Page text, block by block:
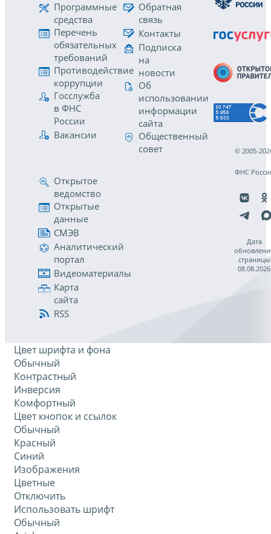
Программные
средства
Перечень
обязательных
требований
Противодействие
коррупции
Госслужба
в ФНС
России
Вакансии
Обратная
связь
Контакты
Подписка
на
новости
Об
использовании
информации
сайта
Общественный
совет
Открытое
ведомство
Открытые
данные
СМЭВ
Аналитический
портал
Видеоматериалы
Карта
сайта
RSS
© 2005-
ФНС
Дата
страницы
08.08.2026
Цвет шрифта и фона
Обычный
Контрастный
Инверсия
Комфортный
Цвет кнопок и ссылок
Обычный
Красный
Синий
Изображения
Цветные
Отключить
Использовать шрифт
Обычный